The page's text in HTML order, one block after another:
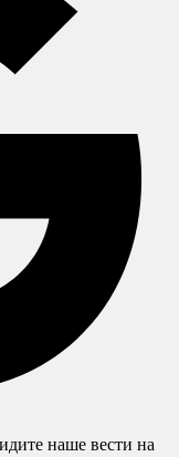
наше вести на